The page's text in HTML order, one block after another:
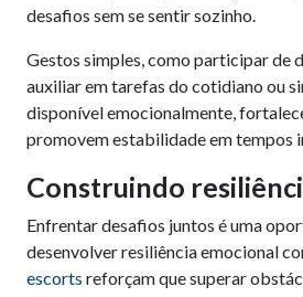
desafios sem se sentir sozinho.
Gestos simples, como participar de
auxiliar em tarefas do cotidiano ou
disponível emocionalmente,
promovem estabilidade em tempos
Construindo
Enfrentar desafios juntos é uma
desenvolver resiliência emocional
escorts reforçam que superar